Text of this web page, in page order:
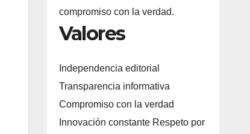
compromiso con la verdad.
Valores
Independencia editorial
Transparencia informativa
Compromiso con la verdad
Innovación constante Respeto por